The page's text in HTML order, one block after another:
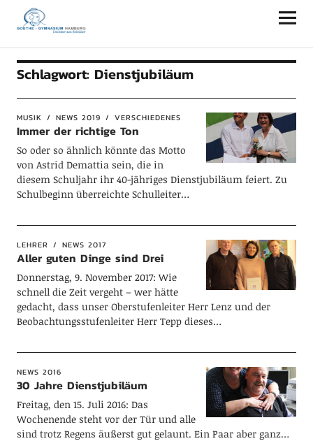
Goethe-Gymnasium Hamburg
Schlagwort: Dienstjubiläum
MUSIK NEWS 2019 VERSCHIEDENES
Immer der richtige Ton
So oder so ähnlich könnte das Motto
von Astrid Demattia sein, die in
diesem Schuljahr ihr 40-jähriges Dienstjubiläum feiert. Zu
Schulbeginn überreichte Schulleiter…
LEHRER NEWS 2017
Aller guten Dinge sind Drei
Donnerstag, 9. November 2017: Wie
schnell die Zeit vergeht – wer hätte
gedacht, dass unser Oberstufenleiter Herr Lenz und der
Beobachtungsstufenleiter Herr Tepp dieses…
NEWS 2016
30 Jahre Dienstjubiläum
Freitag, den 15. Juli 2016: Das
Wochenende steht vor der Tür und alle
sind trotz Regens äußerst gut gelaunt. Ein Paar aber ganz…